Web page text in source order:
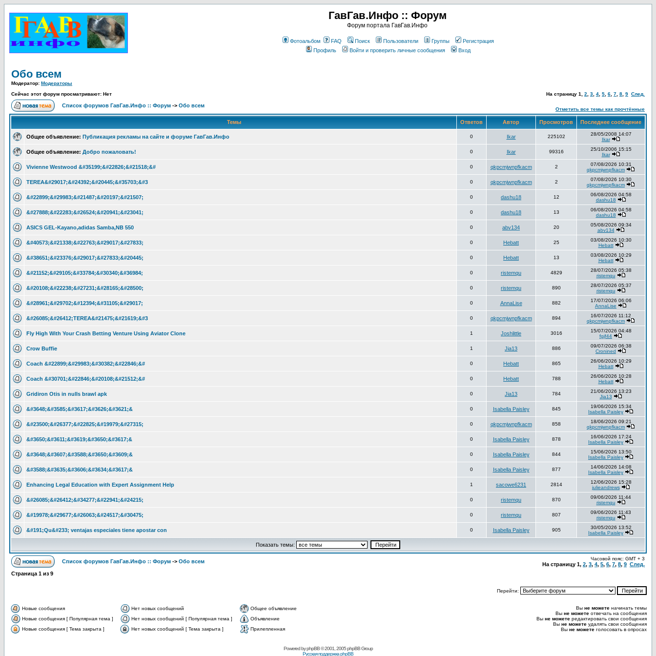
ГавГав.Инфо :: Форум
Форум портала ГавГав.Инфо
Фотоальбом FAQ Поиск Пользователи Группы
Регистрация
Профиль
Войти и проверить личные сообщения Вход
Обо всем
Модератор: Модераторы
Сейчас этот форум просматривают: Нет
На страницу 1 2 3 4 5 6 7 8 9 След.
Список форумов ГавГав.Инфо :: Форум -> Обо всем
Отметить все темы как прочтённые
Темы Ответов Автор Просмотров Последнее сообщение
Общее объявление: Публикация рекламы на сайте и форуме ГавГав.Инфо 0 Ikar 225102
28/05/2008 14:07
Ikar
Общее объявление: Добро пожаловать! 0 Ikar 99316
25/10/2006 15:15
Ikar
Vivienne Westwood &#35199;&#22826;&#21518;&# 0 qkpcmjwnpfkacm 2
07/08/2026 10:31
qkpcmjwnpfkacm
TEREA&#29017;&#24392;&#20445;&#35703;&#3 0 qkpcmjwnpfkacm 2
07/08/2026 10:30
qkpcmjwnpfkacm
&#22899;&#29983;&#21487;&#20197;&#21507; 0 dashu18 12
06/08/2026 04:58
dashu18
&#27888;&#22283;&#26524;&#20941;&#23041; 0 dashu18 13
06/08/2026 04:58
dashu18
ASICS GEL-Kayano,adidas Samba,NB 550 0 abv134 20
05/08/2026 09:34
abv134
&#40573;&#21338;&#22763;&#29017;&#27833; 0 Hebatt 25
03/08/2026 10:30
Hebatt
&#38651;&#23376;&#29017;&#27833;&#20445; 0 Hebatt 13
03/08/2026 10:29
Hebatt
&#21152;&#29105;&#33784;&#30340;&#36984; 0 ristemqu 4829
28/07/2026 05:38
ristemqu
&#20108;&#22238;&#27231;&#28165;&#28500; 0 ristemqu 890
28/07/2026 05:37
ristemqu
&#28961;&#29702;&#12394;&#31105;&#29017; 0 AnnaLise 882
17/07/2026 06:06
AnnaLise
&#26085;&#26412;TEREA&#21475;&#21619;&#3 0 qkpcmjwnpfkacm 894
16/07/2026 11:12
qkpcmjwnpfkacm
Fly High With Your Crash Betting Venture Using Aviator Clone 1 Joshlittle 3016
15/07/2026 04:48
fgjf44
Crow Buffie 1 Jia13 886
09/07/2026 06:38
Cronined
Coach &#22899;&#29983;&#30382;&#22846;&# 0 Hebatt 865
26/06/2026 10:29
Hebatt
Coach &#30701;&#22846;&#20108;&#21512;&# 0 Hebatt 788
26/06/2026 10:28
Hebatt
Gridiron Otis in nulls brawl apk 0 Jia13 784
21/06/2026 13:23
Jia13
&#3648;&#3585;&#3617;&#3626;&#3621;& 0 Isabella Paisley 845
19/06/2026 15:34
Isabella Paisley
&#23500;&#26377;&#22825;&#19979;&#27315; 0 qkpcmjwnpfkacm 858
18/06/2026 09:21
qkpcmjwnpfkacm
&#3650;&#3611;&#3619;&#3650;&#3617;& 0 Isabella Paisley 878
16/06/2026 17:24
Isabella Paisley
&#3648;&#3607;&#3588;&#3650;&#3609;& 0 Isabella Paisley 844
15/06/2026 13:50
Isabella Paisley
&#3588;&#3635;&#3606;&#3634;&#3617;& 0 Isabella Paisley 877
14/06/2026 14:08
Isabella Paisley
Enhancing Legal Education with Expert Assignment Help 1 sacowe6231 2814
12/06/2026 15:28
julieandrews
&#26085;&#26412;&#34277;&#22941;&#24215; 0 ristemqu 870
09/06/2026 11:44
ristemqu
&#19978;&#29677;&#26063;&#24517;&#30475; 0 ristemqu 807
09/06/2026 11:43
ristemqu
&#191;Qu&#233; ventajas especiales tiene apostar con 0 Isabella Paisley 905
30/05/2026 13:52
Isabella Paisley
Показать темы:
Список форумов ГавГав.Инфо :: Форум -> Обо всем Часовой пояс: GMT + 3
На страницу 1, 2, 3, 4, 5, 6, 7, 8, 9 След.
Страница 1 из 9
Перейти:
Новые сообщения Нет новых сообщений
Общее объявление
Новые сообщения [ Популярная тема ]
Нет новых сообщений [ Популярная тема ]
Объявление
Новые сообщения [ Тема закрыта ]
Нет новых сообщений [ Тема закрыта ] Прилепленная
Вы не можете начинать темы
Вы не можете отвечать на сообщения
Вы не можете редактировать свои сообщения
Вы не можете удалять свои сообщения
Вы не можете голосовать в опросах
Powered byphpBB© 2001, 2005 phpBB Group
Русская поддержка phpBB